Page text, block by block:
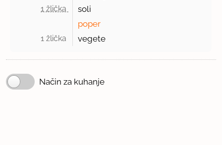
1 žlička
soli
poper
1 žlička vegete
Način za kuhanje